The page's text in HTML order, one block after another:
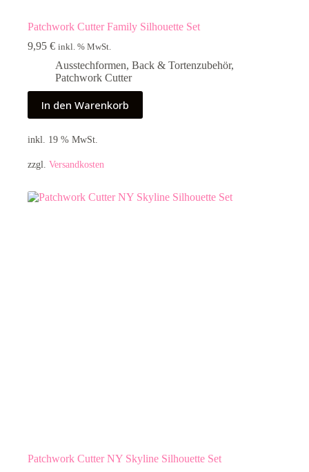
Patchwork Cutter Family Silhouette Set
9,95 € inkl. % MwSt.
Ausstechformen, Back & Tortenzubehör,
Patchwork Cutter
In den Warenkorb
inkl. 19 % MwSt.
zzgl. Versandkosten
Patchwork Cutter NY Skyline Silhouette Set